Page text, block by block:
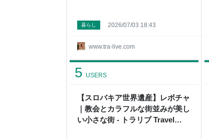
www.tra-live.com
暮らし 2026/07/03 18:43
【スロバキア世界遺産】レボチャ
｜教会とカラフルな街並みが美し
い小さな街 - トラリブ Travel
5 USERS